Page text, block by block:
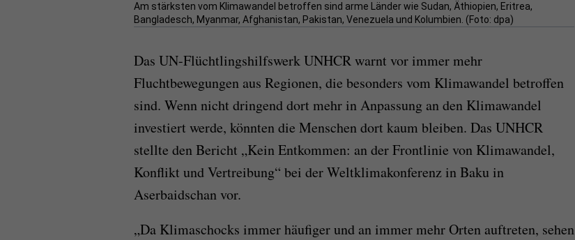
Am stärksten vom Klimawandel betroffen sind arme Länder wie Sudan, Äthiopien, Eritrea,
Bangladesch, Myanmar, Afghanistan, Pakistan, Venezuela und Kolumbien. (Foto: dpa)
Das UN-Flüchtlingshilfswerk UNHCR warnt vor immer mehr
Fluchtbewegungen aus Regionen, die besonders vom Klimawandel betroffen
sind. Wenn nicht dringend dort mehr in Anpassung an den Klimawandel
investiert werde, könnten die Menschen dort kaum bleiben. Das UNHCR
stellte den Bericht „Kein Entkommen: an der Frontlinie von Klimawandel,
Konflikt und Vertreibung“ bei der Weltklimakonferenz in Baku in
Aserbaidschan vor.
„Da Klimaschocks immer häufiger und an immer mehr Orten auftreten, sehen